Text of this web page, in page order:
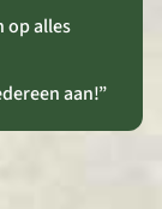
op alles
aan!”